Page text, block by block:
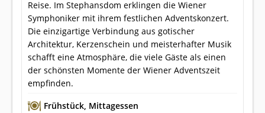
Reise. Im Stephansdom erklingen die Wiener
Symphoniker mit ihrem festlichen Adventskonzert.
Die einzigartige Verbindung aus gotischer
Architektur, Kerzenschein und meisterhafter Musik
schafft eine Atmosphäre, die viele Gäste als einen
der schönsten Momente der Wiener Adventszeit
empfinden.
Frühstück, Mittagessen